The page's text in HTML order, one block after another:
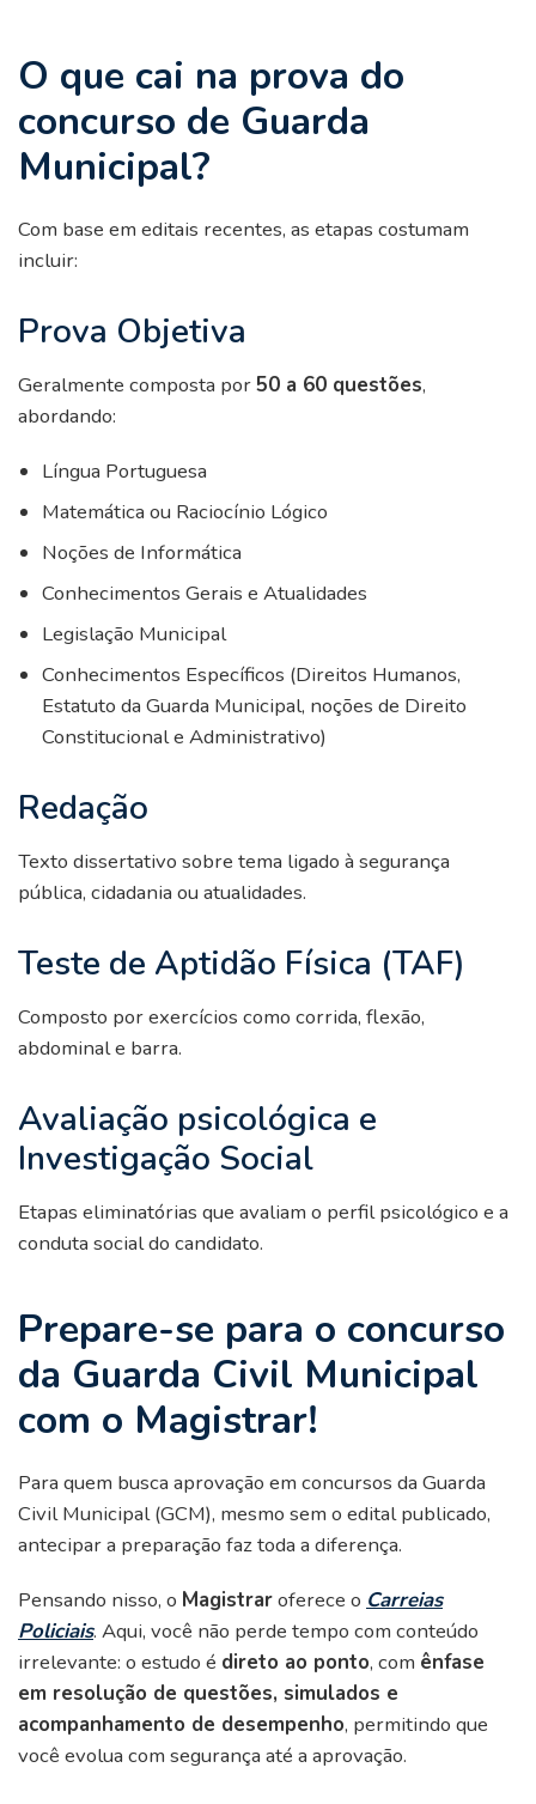
O que cai na prova do
concurso de Guarda
Municipal?
Com base em editais recentes, as etapas costumam
incluir:
Prova Objetiva
Geralmente composta por50 a 60 questões,
abordando:
Língua Portuguesa
Matemática ou Raciocínio Lógico
Noções de Informática
Conhecimentos Gerais e Atualidades
Legislação Municipal
Conhecimentos Específicos (Direitos Humanos,
Estatuto da Guarda Municipal, noções de Direito
Constitucional e Administrativo)
Redação
Texto dissertativo sobre tema ligado à segurança
pública, cidadania ou atualidades.
Teste de Aptidão Física (TAF)
Composto por exercícios como corrida, flexão,
abdominal e barra.
Avaliação psicológica e
Investigação Social
Etapas eliminatórias que avaliam o perfil psicológico e a
conduta social do candidato.
Prepare-se para o concurso
da Guarda Civil Municipal
com o Magistrar!
Para quem busca aprovação em concursos da Guarda
Civil Municipal (GCM), mesmo sem o edital publicado,
antecipar a preparação faz toda a diferença.
Pensando nisso, o Magistraroferece o Carreias
Policiais. Aqui, você não perde tempo com conteúdo
irrelevante: o estudo é direto ao ponto, com ênfase
em resolução de questões, simulados e
acompanhamento de desempenho, permitindo que
você evolua com segurança até a aprovação.